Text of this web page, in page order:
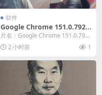
软件
Google Chrome 151.0.7922.
109绿色便携版
片名：Google Chrome 151.0.792
2.109绿色便携版 分类：...
2 小时前 1